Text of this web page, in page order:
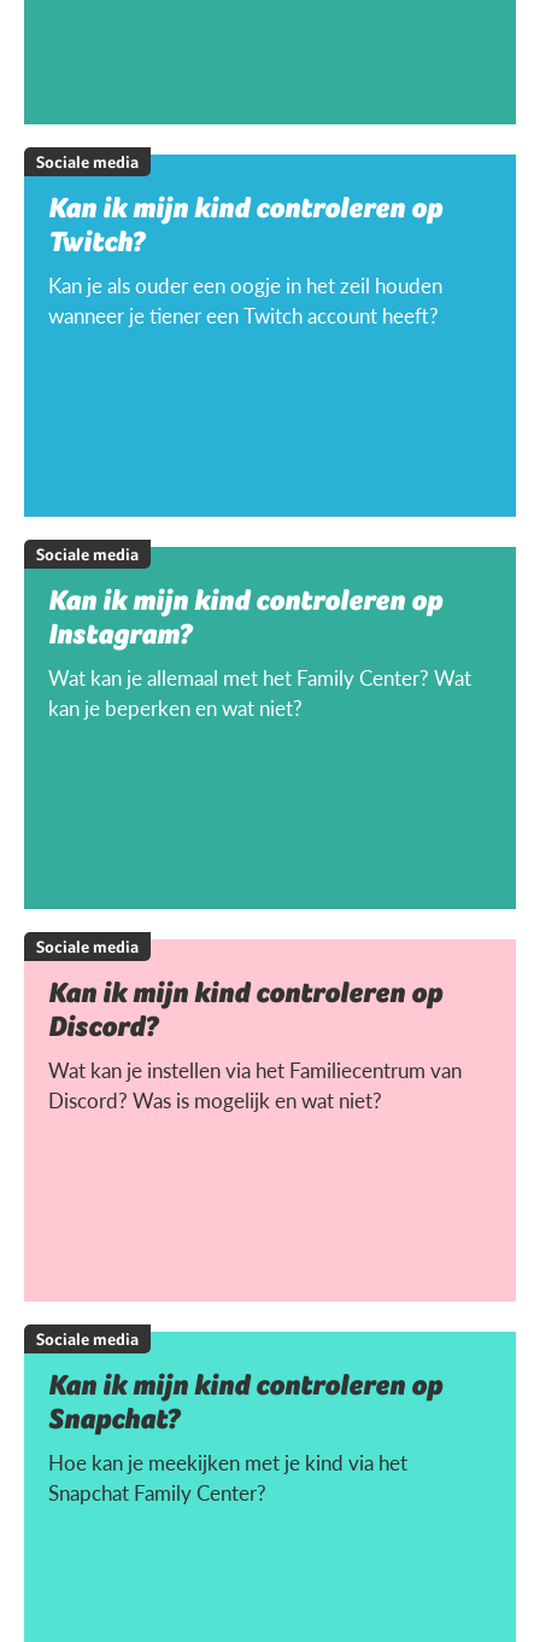
Sociale media
Kan ik mijn kind controleren op
Twitch?
Kan je als ouder een oogje in het zeil houden
wanneer je tiener een Twitch account heeft?
Sociale media
Kan ik mijn kind controleren op
Instagram?
Wat kan je allemaal met het Family Center? Wat
kan je beperken en wat niet?
Sociale media
Kan ik mijn kind controleren op
Discord?
Wat kan je instellen via het Familiecentrum van
Discord? Was is mogelijk en wat niet?
Sociale media
Kan ik mijn kind controleren op
Snapchat?
Hoe kan je meekijken met je kind via het
Snapchat Family Center?